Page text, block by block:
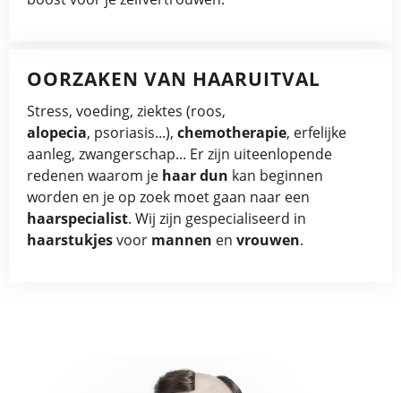
OORZAKEN VAN HAARUITVAL
Stress, voeding, ziektes (roos,
alopecia, psoriasis...), chemotherapie, erfelijke
aanleg, zwangerschap... Er zijn uiteenlopende
redenen waarom je haar dun kan beginnen
worden en je op zoek moet gaan naar een
haarspecialist. Wij zijn gespecialiseerd in
haarstukjesvoor mannen en vrouwen.